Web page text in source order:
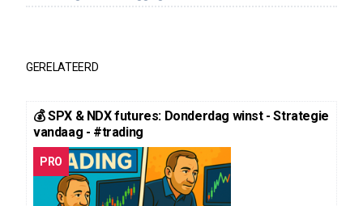
GERELATEERD
💰 SPX & NDX futures: Donderdag winst - Strategie
vandaag - #trading
PRO